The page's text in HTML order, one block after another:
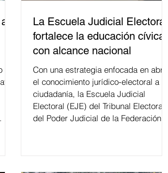
La Escuela Judicial Electoral
fortalece la educación cívica
con alcance nacional
Con una estrategia enfocada en abrir
el conocimiento jurídico-electoral a la
ciudadanía, la Escuela Judicial
Electoral (EJE) del Tribunal Electoral
del Poder Judicial de la Federación ha
relacionados con la democracia y el